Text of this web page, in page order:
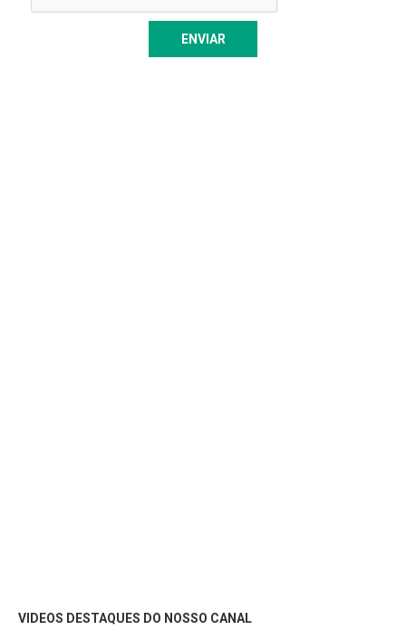
VIDEOS DESTAQUES DO NOSSO CANAL